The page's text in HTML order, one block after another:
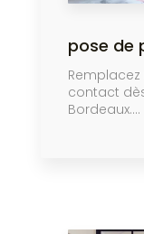
pose de
Remplacez
contact
Bordeaux....